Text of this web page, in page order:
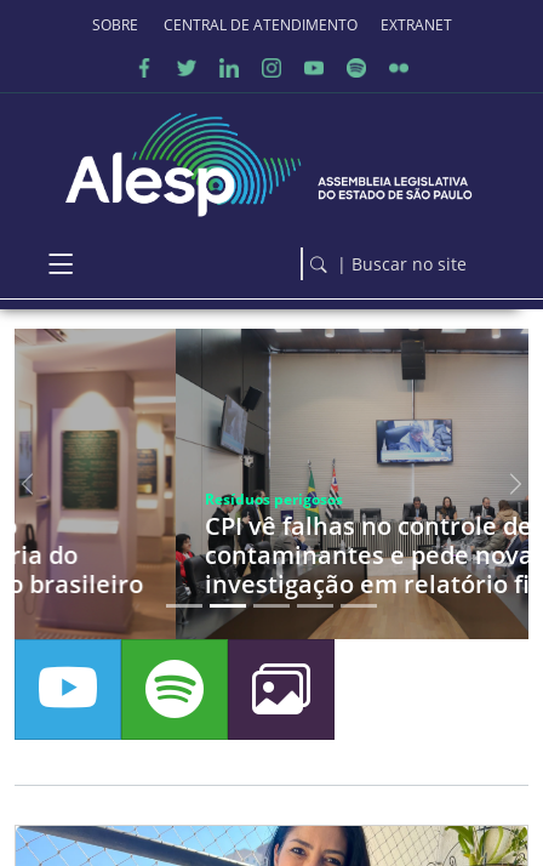
Ir para o conteúdo principal
SOBRE O PORTALCENTRAL DE ATENDIMENTO EXTRANET
| Buscar no site
Resíduos perigosos
CPI vê falhas no controle de materiais
contaminantes e pede nova
investigação em relatório final
Anterior